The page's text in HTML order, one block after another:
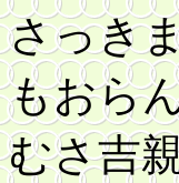
さっき
もおら
むさ吉